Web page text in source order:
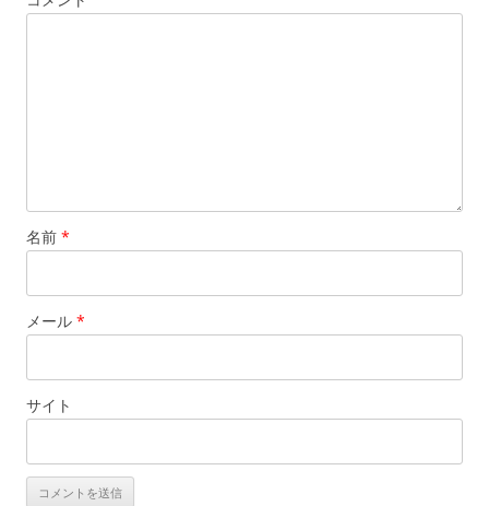
名前 *
メール *
サイト